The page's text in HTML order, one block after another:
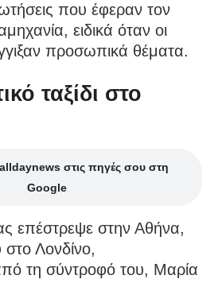
που έφεραν τον
ειδικά όταν οι
προσωπικά θέματα.
ταξίδι στο
στις πηγές σου στη
Google
επέστρεψε στην Αθήνα,
στο Λονδίνο,
τη σύντροφό του, Μαρία